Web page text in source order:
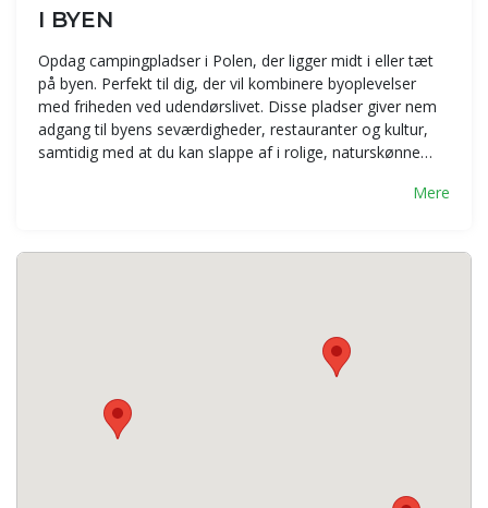
I BYEN
Opdag campingpladser i Polen, der ligger midt i eller tæt
på byen. Perfekt til dig, der vil kombinere byoplevelser
med friheden ved udendørslivet. Disse pladser giver nem
adgang til byens seværdigheder, restauranter og kultur,
samtidig med at du kan slappe af i rolige, naturskønne…
Mere